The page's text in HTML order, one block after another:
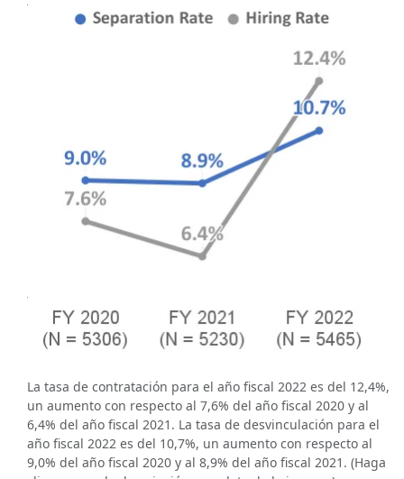
La tasa de contratación para el año fiscal 2022 es del 12,4%,
un aumento con respecto al 7,6% del año fiscal 2020 y al
6,4% del año fiscal 2021. La tasa de desvinculación para el
año fiscal 2022 es del 10,7%, un aumento con respecto al
9,0% del año fiscal 2020 y al 8,9% del año fiscal 2021. (Haga